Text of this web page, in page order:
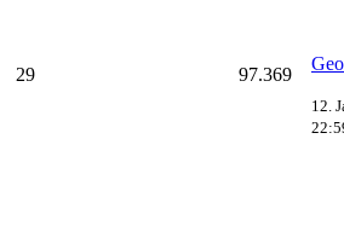
29 97.369
12.